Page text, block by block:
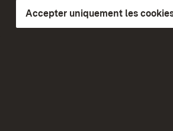
Accepter uniquement les